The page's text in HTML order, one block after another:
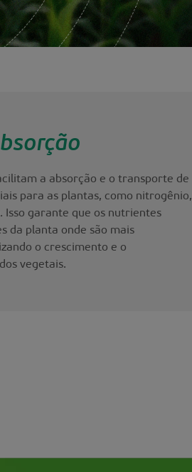
a absorção e o transporte de
para as plantas, como nitrogênio,
Isso garante que os nutrientes
da planta onde são mais
o crescimento e o
vegetais.